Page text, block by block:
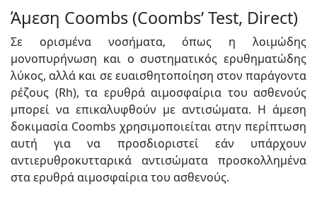
Άμεση Coombs (Coombs’ Test, Direct)
Σε ορισμένα νοσήματα, όπως η λοιμώδης
μονοπυρήνωση και ο συστηματικός ερυθηματώδης
λύκος, αλλά και σε ευαισθητοποίηση στον παράγοντα
ρέζους (Rh), τα ερυθρά αιμοσφαίρια του ασθενούς
μπορεί να επικαλυφθούν με αντισώματα. Η άμεση
δοκιμασία Coombs χρησιμοποιείται στην περίπτωση
αυτή για να προσδιοριστεί εάν υπάρχουν
αντιερυθροκυτταρικά αντισώματα προσκολλημένα
στα ερυθρά αιμοσφαίρια του ασθενούς.